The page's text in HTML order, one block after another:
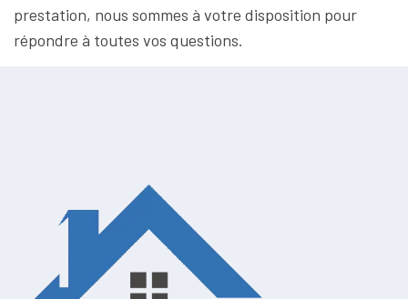
prestation, nous sommes à votre disposition pour
répondre à toutes vos questions.